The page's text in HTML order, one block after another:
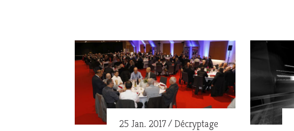
25 Jan. 2017 Décryptage